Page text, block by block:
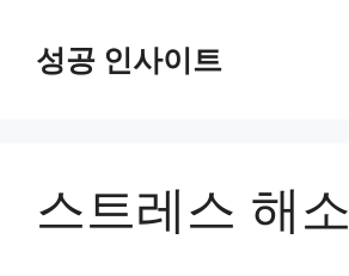
성공 인사이트
스트레스 해소